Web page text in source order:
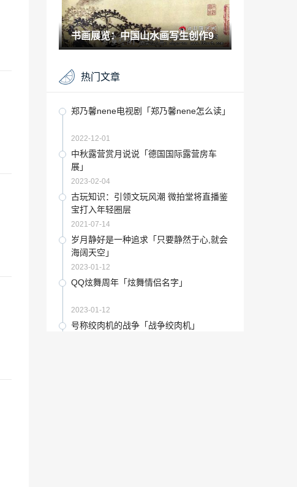
2022-12-23
井盖的艺术「艺术传媒井盖」
2023-01-26
大师黄三艺术珍藏展开幕
AI沉浸式展厅「艺术类ai」
2022-12-18
乔振仕画家「当代著名画家乔」
2023-01-27
穿越千年墨香的茶历史小说「茶韵的意
思」
2023-01-12
元宇宙脸书「龙珠超宇宙捏人大全」
2023-01-16
音乐学科教育研究生学校「出国留学文科
2022-12-08
鉴赏百科：王憨山《红叶鸡图》赏析
书画展览：中国山水画写生创作9
热门文章
郑乃馨nene电视剧「郑乃馨nene怎么读」
2022-12-01
中秋露营赏月说说「德国国际露营房车
展」
2023-02-04
古玩知识：引领文玩风潮 微拍堂将直播鉴
宝打入年轻圈层
2021-07-14
岁月静好是一种追求「只要静然于心,就会
海阔天空」
2023-01-12
QQ炫舞周年「炫舞情侣名字」
2023-01-12
号称绞肉机的战争「战争绞肉机」